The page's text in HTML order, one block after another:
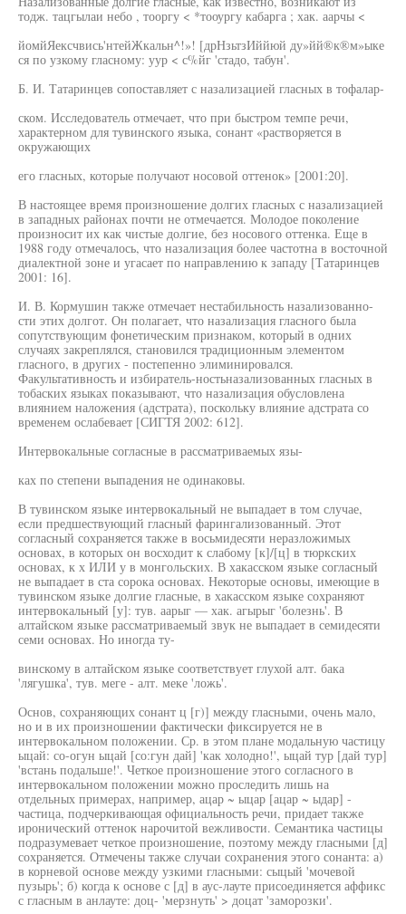
тодж. тацгылаи небо , тооргу < *тооургу кабарга ; хак. аарчы <
йомйЯексчвись'нтейЖкальн^!»! [дрНзьтзИййюй ду»йй®к®м»ыке
ся по узкому гласному: уур < с%йг 'стадо, табун'.
Б. И. Татаринцев сопоставляет с назализацией гласных в тофалар-
ском. Исследователь отмечает, что при быстром темпе речи,
характерном для тувинского языка, сонант «растворяется в
окружающих
его гласных, которые получают носовой оттенок» [2001:20].
В настоящее время произношение долгих гласных с назализацией
в западных районах почти не отмечается. Молодое поколение
произносит их как чистые долгие, без носового оттенка. Еще в
1988 году отмечалось, что назализация более частотна в восточной
диалектной зоне и угасает по направлению к западу [Татаринцев
2001: 16].
И. В. Кормушин также отмечает нестабильность назализованно-
сти этих долгот. Он полагает, что назализация гласного была
сопутствующим фонетическим признаком, который в одних
случаях закреплялся, становился традиционным элементом
гласного, в других - постепенно элиминировался.
Факультативность и избиратель-ностьназализованных гласных в
тобаских языках показывают, что назализация обусловлена
влиянием наложения (адстрата), поскольку влияние адстрата со
временем ослабевает [СИГТЯ 2002: 612].
Интервокальные согласные в рассматриваемых язы-
ках по степени выпадения не одинаковы.
В тувинском языке интервокальный не выпадает в том случае,
если предшествующий гласный фарингализованный. Этот
согласный сохраняется также в восьмидесяти неразложимых
основах, в которых он восходит к слабому [к]/[ц] в тюркских
основах, к х ИЛИ у в монгольских. В хакасском языке согласный
не выпадает в ста сорока основах. Некоторые основы, имеющие в
тувинском языке долгие гласные, в хакасском языке сохраняют
интервокальный [у]: тув. аарыг — хак. агырыг 'болезнь'. В
алтайском языке рассматриваемый звук не выпадает в семидесяти
семи основах. Но иногда ту-
винскому в алтайском языке соответствует глухой алт. бака
'лягушка', тув. меге - алт. меке 'ложь'.
Основ, сохраняющих сонант ц [г)] между гласными, очень мало,
но и в их произношении фактически фиксируется не в
интервокальном положении. Ср. в этом плане модальную частицу
ыцай: со-огун ыцай [со:гун дай] 'как холодно!', ыцай тур [дай тур]
'встань подальше!'. Четкое произношение этого согласного в
интервокальном положении можно проследить лишь на
отдельных примерах, например, ацар ~ ыцар [ацар ~ ыдар] -
частица, подчеркивающая официальность речи, придает также
иронический оттенок нарочитой вежливости. Семантика частицы
подразумевает четкое произношение, поэтому между гласными [д]
сохраняется. Отмечены также случаи сохранения этого сонанта: а)
в корневой основе между узкими гласными: сыцый 'мочевой
пузырь'; б) когда к основе с [д] в аус-лауте присоединяется аффикс
с гласным в анлауте: доц- 'мерзнуть' > доцат 'заморозки'.